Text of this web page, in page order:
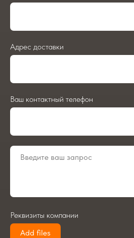
Адрес доставки
Ваш контактный телефон
Реквизиты компании
Add files